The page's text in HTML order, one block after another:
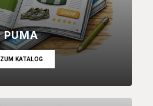
PUMA
ZUM KATALOG